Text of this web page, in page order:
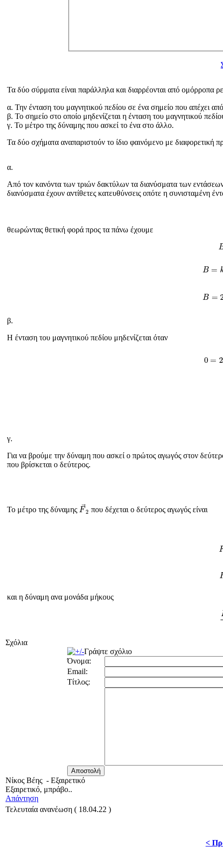
Τα δύο σύρματα είναι παράλληλα και διαρρέονται από ομόρροπα
α. Την ένταση του μαγνητικού πεδίου σε ένα σημείο που απέχει
β. Το σημείο στο οποίο μηδενίζεται η ένταση του μαγνητικού
γ. Το μέτρο της δύναμης που ασκεί το ένα στο άλλο.
Τα δύο σχήματα αναπαριστούν το ίδιο φαινόμενο με διαφορετική
α.
Από τον κανόντα των τριών δακτύλων τα διανύσματα των
διανύσματα έχουν αντίθετες κατευθύνσεις οπότε η συνισταμένη
θεωρώντας θετική φορά προς τα πάνω έχουμε
B =
B =
β.
Η ένταση του μαγνητικού πεδίου μηδενίζεται όταν
0 = 2
γ.
Για να βρούμε την δύναμη που ασκεί ο πρώτος αγωγός στον
που βρίσκεται ο δεύτερος.
Το μέτρο της δύναμης F 2
F→
που δέχεται ο δεύτερος αγωγός είναι
και η δύναμη ανα μονάδα μήκους
Σχόλια
Γράψτε σχόλιο
Όνομα:
Email:
Τίτλος:
Νίκος Βέης - Εξαιρετικό
Εξαιρετικό, μπράβο..
Απάντηση
Τελευταία ανανέωση ( 18.04.22 )
<